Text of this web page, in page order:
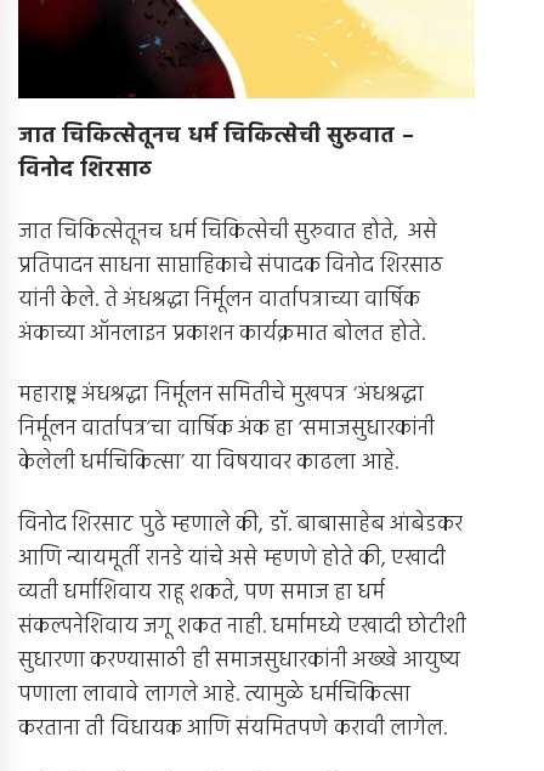
जात चिकित्सेतूनच धर्म चिकित्सेची सुरुवात –
विनोद शिरसाठ
जात चिकित्सेतूनच धर्म चिकित्सेची सुरुवात होते, असे
प्रतिपादन साधना साप्ताहिकाचे संपादक विनोद शिरसाठ
यांनी केले. ते अंधश्रद्धा निर्मूलन वार्तापत्राच्या वार्षिक
अंकाच्या ऑनलाइन प्रकाशन कार्यक्रमात बोलत होते.
महाराष्ट्र अंधश्रद्धा निर्मूलन समितीचे मुखपत्र ‘अंधश्रद्धा
निर्मूलन वार्तापत्र’चा वार्षिक अंक हा ‘समाजसुधारकांनी
केलेली धर्मचिकित्सा’ या विषयावर काढला आहे.
विनोद शिरसाट पुढे म्हणाले की, डॉ. बाबासाहेब आंबेडकर
आणि न्यायमूर्ती रानडे यांचे असे म्हणणे होते की, एखादी
व्यती धर्माशिवाय राहू शकते, पण समाज हा धर्म
संकल्पनेशिवाय जगू शकत नाही. धर्मामध्ये एखादी छोटीशी
सुधारणा करण्यासाठी ही समाजसुधारकांनी अख्खे आयुष्य
पणाला लावावे लागले आहे. त्यामुळे धर्मचिकित्सा
करताना ती विधायक आणि संयमितपणे करावी लागेल.